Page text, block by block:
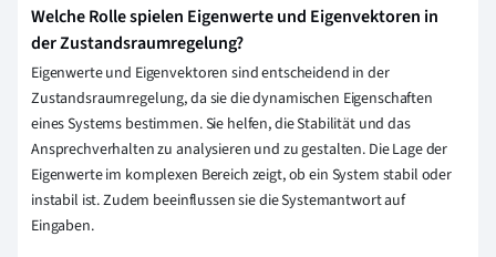
Welche Rolle spielen Eigenwerte und Eigenvektoren in
der Zustandsraumregelung?
Eigenwerte und Eigenvektoren sind entscheidend in der
Zustandsraumregelung, da sie die dynamischen Eigenschaften
eines Systems bestimmen. Sie helfen, die Stabilität und das
Ansprechverhalten zu analysieren und zu gestalten. Die Lage der
Eigenwerte im komplexen Bereich zeigt, ob ein System stabil oder
instabil ist. Zudem beeinflussen sie die Systemantwort auf
Eingaben.